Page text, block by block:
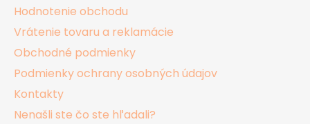
Hodnotenie obchodu
Vrátenie tovaru a reklamácie
Obchodné podmienky
Podmienky ochrany osobných údajov
Kontakty
Nenašli ste čo ste hľadali?